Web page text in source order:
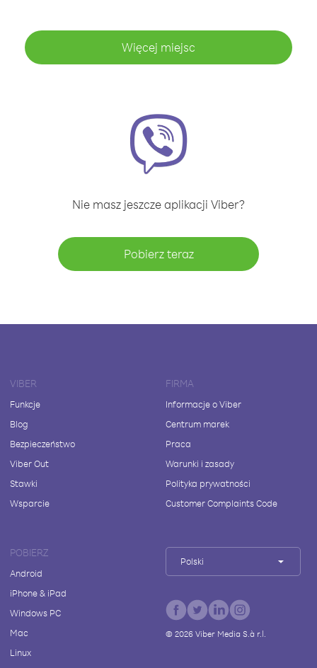
Więcej miejsc
Nie masz jeszcze aplikacji Viber?
Pobierz teraz
VIBER
Funkcje
Blog
Bezpieczeństwo
Viber Out
Stawki
Wsparcie
FIRMA
Informacje o Viber
Centrum marek
Praca
Warunki i zasady
Polityka prywatności
Customer Complaints Code
POBIERZ
Android
iPhone & iPad
Windows PC
Mac
Linux
Polski
© 2026Viber Media S.à r.l.